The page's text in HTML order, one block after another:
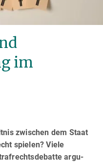
im
zwischen dem Staat
spielen? Viele
ar­gu­